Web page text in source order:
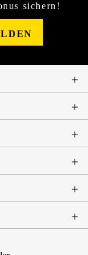
sichern!